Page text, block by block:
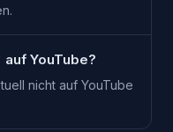
YouTube?
nicht auf YouTube